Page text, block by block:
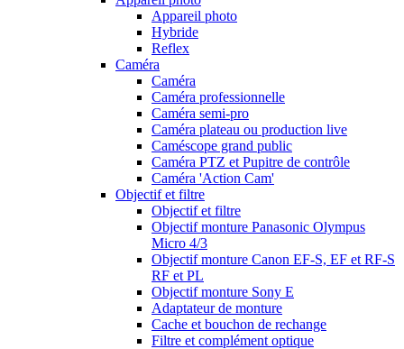
Appareil photo
Hybride
Reflex
Caméra
Caméra
Caméra professionnelle
Caméra semi-pro
Caméra plateau ou production live
Caméscope grand public
Caméra PTZ et Pupitre de contrôle
Caméra 'Action Cam'
Objectif et filtre
Objectif et filtre
Objectif monture Panasonic Olympus
Micro 4/3
Objectif monture Canon EF-S, EF et RF-S
RF et PL
Objectif monture Sony E
Adaptateur de monture
Cache et bouchon de rechange
Filtre et complément optique